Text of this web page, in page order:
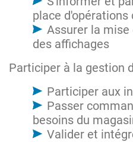
place
Assurer la mise
des affichages
Participer à la gestion
Participer aux
Passer
besoins du
Valider et